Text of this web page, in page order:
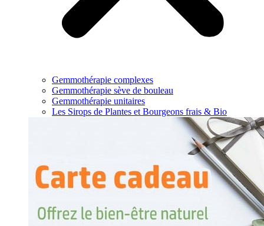
Gemmothérapie complexes
Gemmothérapie sève de bouleau
Gemmothérapie unitaires
Les Sirops de Plantes et Bourgeons frais & Bio